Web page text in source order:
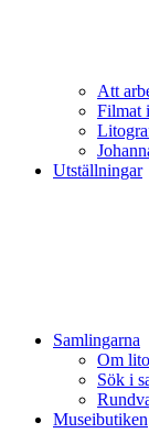
Att
Filmat
Utställningar
Samlingarna
Om
Sök i
Museibutiken